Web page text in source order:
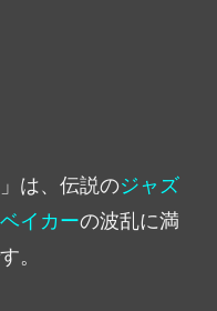
は、伝説のジャズ
イカーの波乱に満
。